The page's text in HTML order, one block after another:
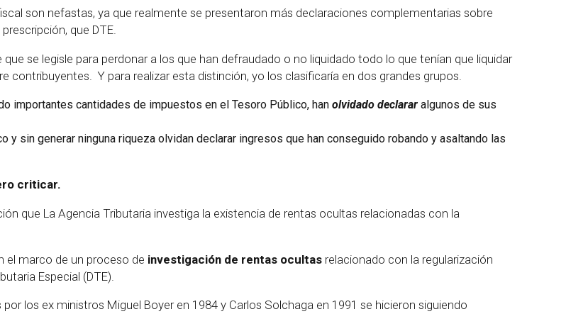
son nefastas, ya que realmente se presentaron más declaraciones complementarias sobre
que DTE.
se legisle para perdonar a los que han defraudado o no liquidado todo lo que tenían que liquidar
contribuyentes. Y para realizar esta distinción, yo los clasificaría en dos grandes grupos.
importantes cantidades de impuestos en el Tesoro Público, han olvidado declarar algunos de sus
y sin generar ninguna riqueza olvidan declarar ingresos que han conseguido robando y asaltando las
criticar.
que La Agencia Tributaria investiga la existencia de rentas ocultas relacionadas con la
el marco de un proceso de investigación de rentas ocultas relacionado con la regularización
Especial (DTE).
los ex ministros Miguel Boyer en 1984 y Carlos Solchaga en 1991 se hicieron siguiendo